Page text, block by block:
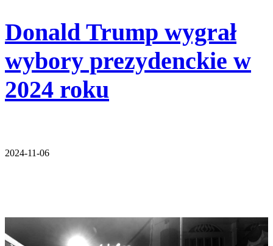
Donald Trump wygrał
wybory prezydenckie w
2024 roku
2024-11-06